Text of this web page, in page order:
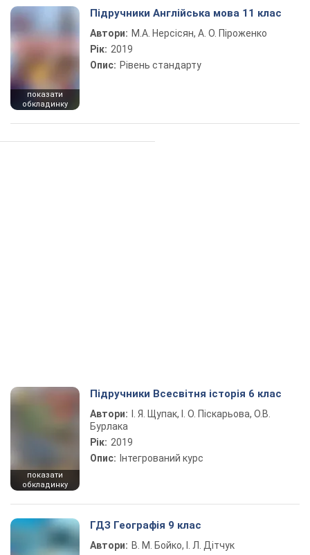
показати
обкладинку
Підручники Англійська мова 11 клас
Автори: М.А. Нерсісян, А. О. Піроженко
Рік: 2019
Опис: Рівень стандарту
показати
обкладинку
Підручники Всесвітня історія 6 клас
Автори:
І. Я. Щупак, І. О. Піскарьова, О.В.
Бурлака
Рік: 2019
Опис: Інтегрований курс
ГДЗ Географія 9 клас
Автори: В. М. Бойко, І. Л. Дітчук